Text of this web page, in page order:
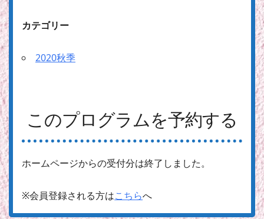
カテゴリー
2020秋季
このプログラムを予約する
ホームページからの受付分は終了しました。
※会員登録される方はこちらへ